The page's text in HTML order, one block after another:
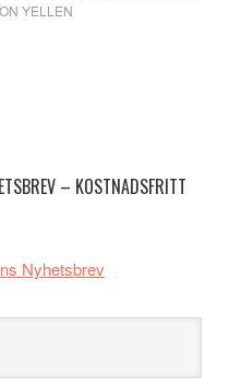
YELLEN
– KOSTNADSFRITT
Nyhetsbrev